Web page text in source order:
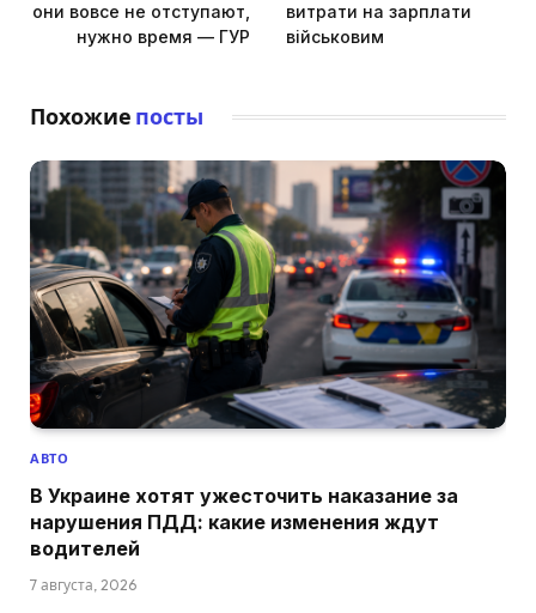
они вовсе не отступают,
нужно время — ГУР
витрати на зарплати
військовим
Похожие посты
АВТО
В Украине хотят ужесточить наказание за
нарушения ПДД: какие изменения ждут
водителей
7 августа, 2026